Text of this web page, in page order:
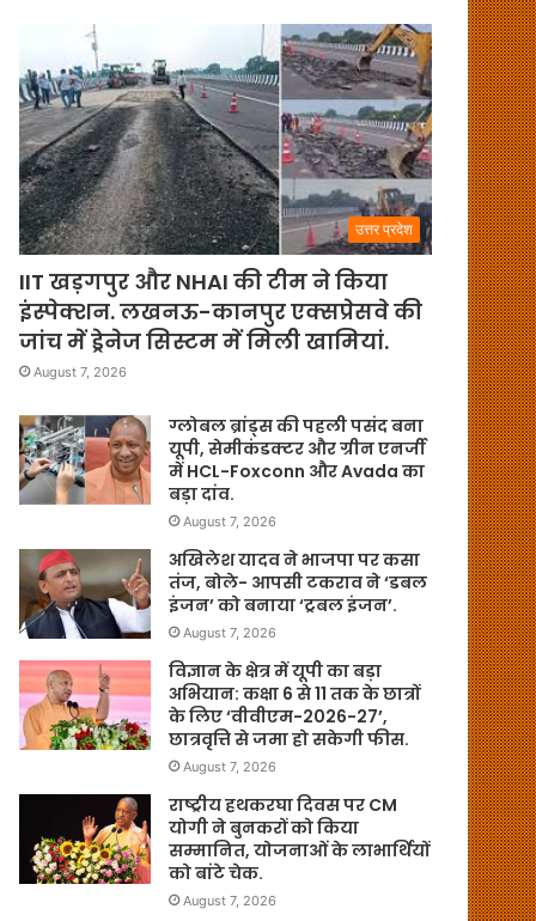
उत्तर प्रदेश
IIT खड़गपुर और NHAI की टीम ने किया
इंस्पेक्शन. लखनऊ-कानपुर एक्सप्रेसवे की
जांच में ड्रेनेज सिस्टम में मिली खामियां.
August 7, 2026
ग्लोबल ब्रांड्स की पहली पसंद बना
यूपी, सेमीकंडक्टर और ग्रीन एनर्जी
में HCL-Foxconn और Avada का
बड़ा दांव.
August 7, 2026
अखिलेश यादव ने भाजपा पर कसा
तंज, बोले- आपसी टकराव ने ‘डबल
इंजन’ को बनाया ‘ट्रबल इंजन’.
August 7, 2026
विज्ञान के क्षेत्र में यूपी का बड़ा
अभियान: कक्षा 6 से 11 तक के छात्रों
के लिए ‘वीवीएम-2026-27’,
छात्रवृत्ति से जमा हो सकेगी फीस.
August 7, 2026
राष्ट्रीय हथकरघा दिवस पर CM
योगी ने बुनकरों को किया
सम्मानित, योजनाओं के लाभार्थियों
को बांटे चेक.
August 7, 2026